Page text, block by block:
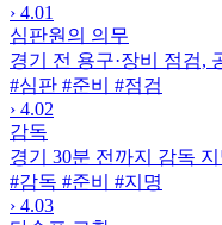
› 4.01
심판원의 의무
경기 전 용구·장비 점검,
#심판 #준비
#점검
› 4.02
감독
경기 30분 전까지 감독
#감독 #준비
#지명
› 4.03